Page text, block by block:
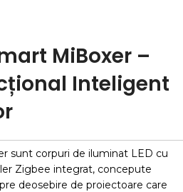
MiBoxer –
Inteligent
sunt corpuri de iluminat LED cu
Zigbee integrat, concepute
deosebire de proiectoare care